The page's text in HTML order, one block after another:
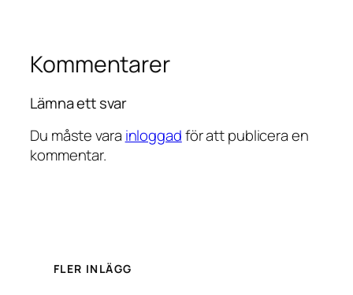
Kommentarer
Lämna ett svar
Du måste vara inloggadför att publicera en
kommentar.
FLER INLÄGG